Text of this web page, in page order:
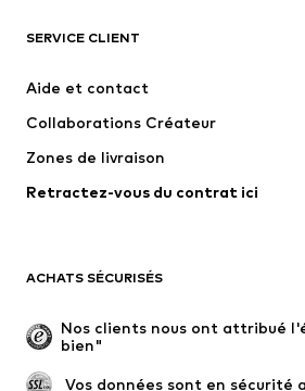
Nouveautés
Lingerie
Manteaux
Jupes
Occasions spéciales
Exclusif
Remise à neuf
SERVICE CLIENT
Aide et contact
Collaborations Créateur
Zones de livraison
Retractez-vous du contrat ici
ACHATS SÉCURISÉS
Nos clients nous ont attribué
bien"
Vos données sont en sécurité